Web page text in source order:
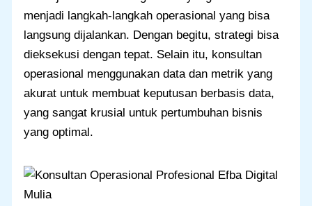
menjadi langkah-langkah operasional yang bisa
langsung dijalankan. Dengan begitu, strategi bisa
dieksekusi dengan tepat. Selain itu, konsultan
operasional menggunakan data dan metrik yang
akurat untuk membuat keputusan berbasis data,
yang sangat krusial untuk pertumbuhan bisnis
yang optimal.